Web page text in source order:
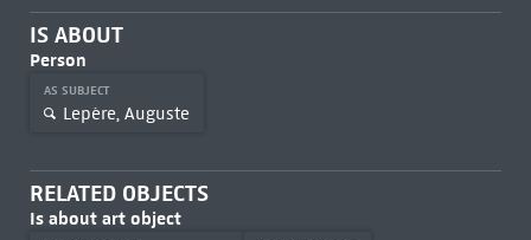
IS ABOUT
Person
AS SUBJECT
Lepère, Auguste
RELATED OBJECTS
Is about art object